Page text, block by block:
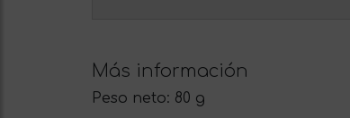
Más información
Peso neto: 80 g